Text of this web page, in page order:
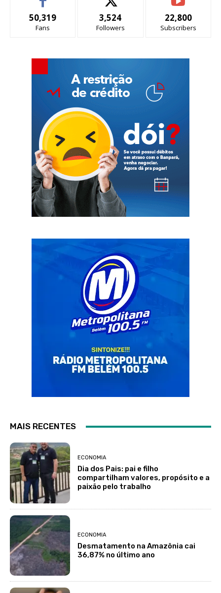
50,319
Fans
3,524
Followers
22,800
Subscribers
MAIS RECENTES
ECONOMIA
Dia dos Pais: pai e filho
compartilham valores, propósito e a
paixão pelo trabalho
ECONOMIA
Desmatamento na Amazônia cai
36,87% no último ano